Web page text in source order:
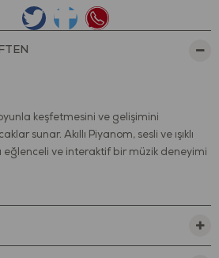
keşfetmesini ve gelişimini
sunar. Akıllı Piyanom, sesli ve ışıklı
eğlenceli ve interaktif bir müzik deneyimi